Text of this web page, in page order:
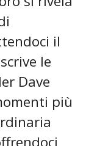
il
le
Dave
più